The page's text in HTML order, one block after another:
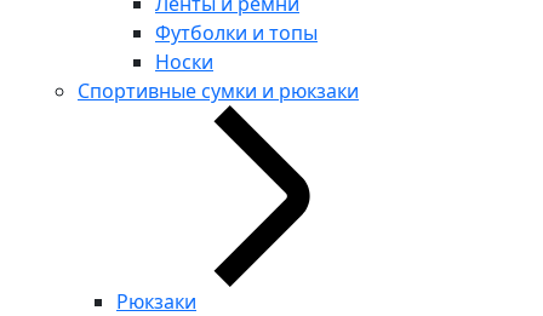
Футболки и топы
Носки
Спортивные сумки и рюкзаки
Рюкзаки